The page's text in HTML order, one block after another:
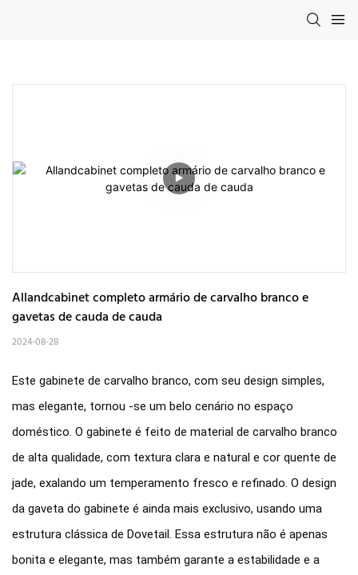
Allandcabinet completo armário de carvalho branco e
gavetas de cauda de cauda
2024-08-28
Este gabinete de carvalho branco, com seu design simples,
mas elegante, tornou -se um belo cenário no espaço
doméstico. O gabinete é feito de material de carvalho branco
de alta qualidade, com textura clara e natural e cor quente de
jade, exalando um temperamento fresco e refinado. O design
da gaveta do gabinete é ainda mais exclusivo, usando uma
estrutura clássica de Dovetail. Essa estrutura não é apenas
bonita e elegante, mas também garante a estabilidade e a